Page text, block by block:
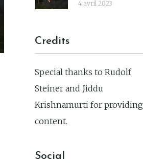
4 avril 2023
Credits
Special thanks to Rudolf
Steiner and Jiddu
Krishnamurti for providing
content.
Social